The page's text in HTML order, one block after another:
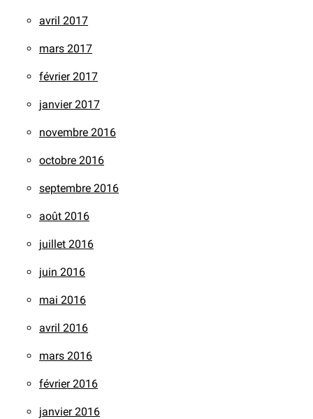
avril 2017
mars 2017
février 2017
janvier 2017
novembre 2016
octobre 2016
septembre 2016
août 2016
juillet 2016
juin 2016
mai 2016
avril 2016
mars 2016
février 2016
janvier 2016